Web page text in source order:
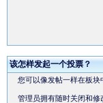
该怎样发起一个投票？
您可以像发帖一样在板块
管理员拥有随时关闭和修